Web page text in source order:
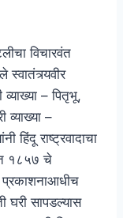
विचारवंत
स्वातंत्र्यवीर
व्याख्या – पितृभू,
व्याख्या –
हिंदू राष्ट्रवादाचा
१८५७ चे
प्रकाशनाआधीच
घरी सापडल्यास